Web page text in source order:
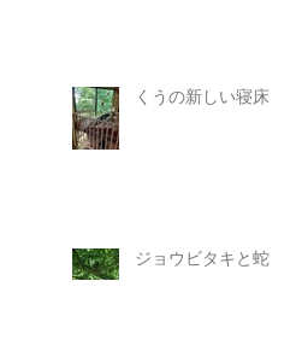
くうの新しい寝床
ジョウビタキと蛇